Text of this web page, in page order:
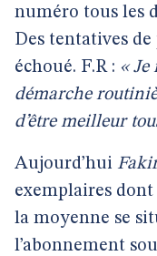
numéro tous les
Des tentatives de
échoué. F.R : « Je
démarche
d’être meilleur
Aujourd’hui
exemplaires dont
la moyenne se
l’abonnement